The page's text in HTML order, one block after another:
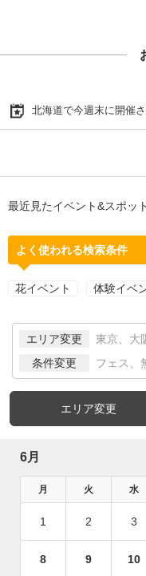
北海道で今週末に開催
最近見たイベント&スポッ
よく使われる検索条件
花イベント 体験イベ
エリア変更 東京、大
条件変更 フェス、
エリア変更
6月
月 火 水
1 2 3
8 9 10